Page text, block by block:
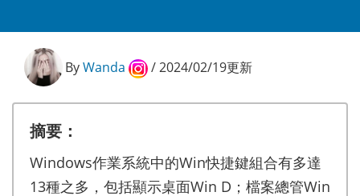
ByWanda / 2024/02/19更新
摘要：
Windows作業系統中的Win快捷鍵組合有多達
13種之多，包括顯示桌面Win D；檔案總管Win